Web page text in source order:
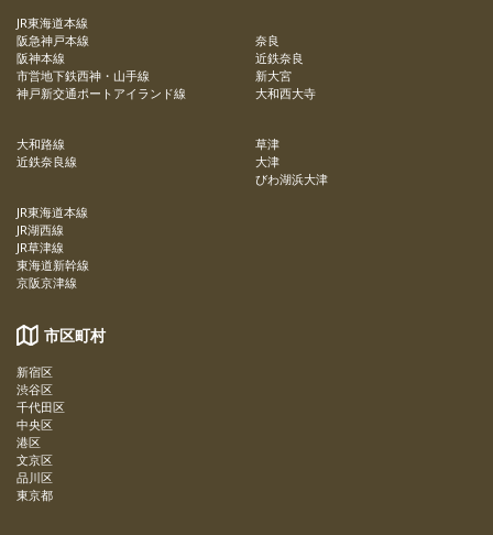
JR東海道本線
阪急神戸本線
阪神本線
市営地下鉄西神・山手線
神戸新交通ポートアイランド線
大和路線
近鉄奈良線
JR東海道本線
JR湖西線
JR草津線
東海道新幹線
京阪京津線
奈良
近鉄奈良
新大宮
大和西大寺
草津
大津
びわ湖浜大津
市区町村
新宿区
渋谷区
千代田区
中央区
港区
文京区
品川区
東京都